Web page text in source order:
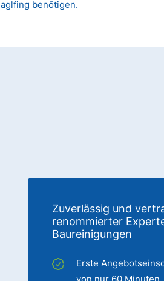
benötigen.
Zuverlässig und
renommierter
Baureinigungen
Erste